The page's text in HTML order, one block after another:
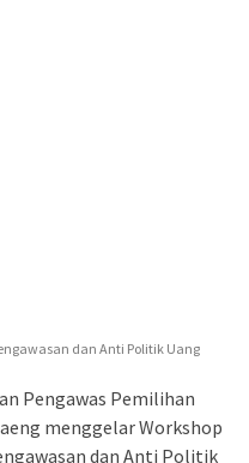
Pengawas Pemilihan
menggelar Workshop
dan Anti Politik